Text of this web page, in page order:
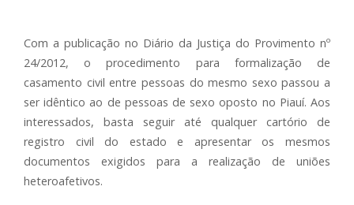
Com a publicação no Diário da Justiça do Provimento nº
24/2012, o procedimento para formalização de
casamento civil entre pessoas do mesmo sexo passou a
ser idêntico ao de pessoas de sexo oposto no Piauí. Aos
interessados, basta seguir até qualquer cartório de
registro civil do estado e apresentar os mesmos
documentos exigidos para a realização de uniões
heteroafetivos.